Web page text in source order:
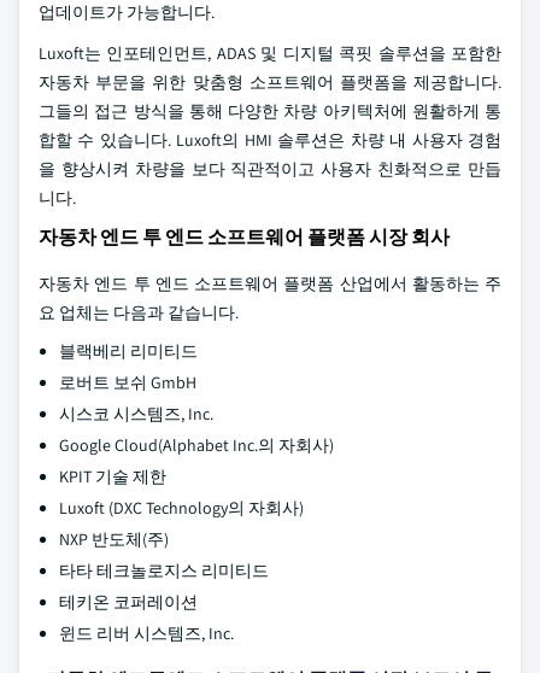
업데이트가 가능합니다.
Luxoft는 인포테인먼트, ADAS 및 디지털 콕핏 솔루션을 포함한
자동차 부문을 위한 맞춤형 소프트웨어 플랫폼을 제공합니다.
그들의 접근 방식을 통해 다양한 차량 아키텍처에 원활하게 통
합할 수 있습니다. Luxoft의 HMI 솔루션은 차량 내 사용자 경험
을 향상시켜 차량을 보다 직관적이고 사용자 친화적으로 만듭
니다.
자동차 엔드 투 엔드 소프트웨어 플랫폼 시장 회사
자동차 엔드 투 엔드 소프트웨어 플랫폼 산업에서 활동하는 주
요 업체는 다음과 같습니다.
블랙베리 리미티드
로버트 보쉬 GmbH
시스코 시스템즈, Inc.
Google Cloud(Alphabet Inc.의 자회사)
KPIT 기술 제한
Luxoft (DXC Technology의 자회사)
NXP 반도체(주)
타타 테크놀로지스 리미티드
테키온 코퍼레이션
윈드 리버 시스템즈, Inc.